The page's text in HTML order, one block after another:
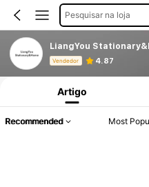
Pesquisar na loja
LiangYou
Vendedor 4.87
Informações do Produto:
Artigo
Recommended Most